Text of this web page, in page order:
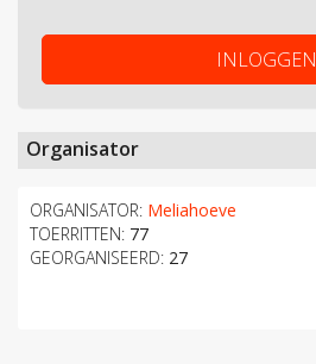
INLOGGEN
Organisator
ORGANISATOR: Meliahoeve
TOERRITTEN: 77
GEORGANISEERD: 27